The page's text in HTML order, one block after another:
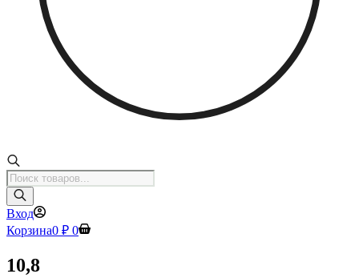
Поиск
товаров
Вход
Корзина0 ₽ 0
10,8